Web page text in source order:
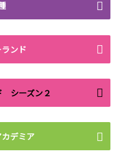
ンド
シーズン２
デミア